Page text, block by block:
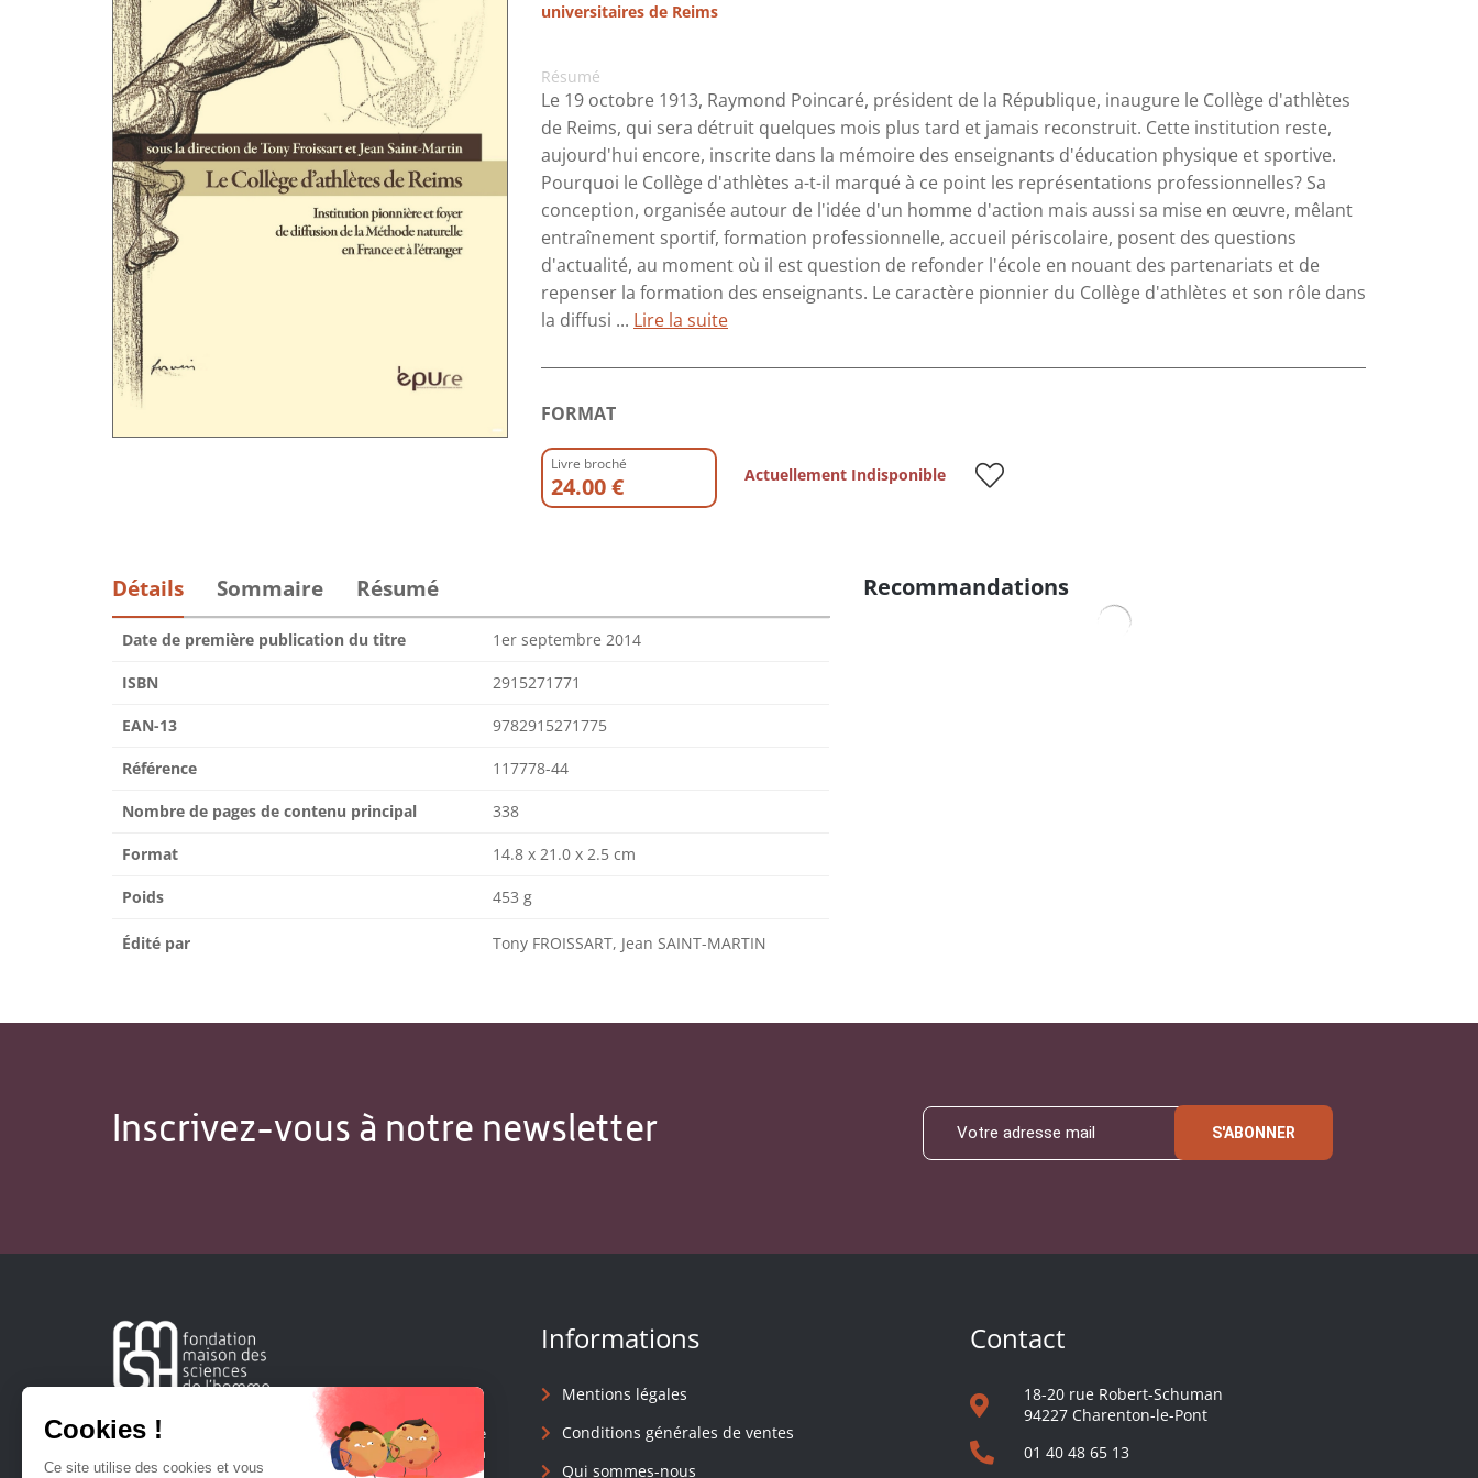
universitaires de Reims
Résumé
Le 19 octobre 1913, Raymond Poincaré, président de la République, inaugure le Collège d'athlètes
de Reims, qui sera détruit quelques mois plus tard et jamais reconstruit. Cette institution reste,
aujourd'hui encore, inscrite dans la mémoire des enseignants d'éducation physique et sportive.
Pourquoi le Collège d'athlètes a-t-il marqué à ce point les représentations professionnelles? Sa
conception, organisée autour de l'idée d'un homme d'action mais aussi sa mise en œuvre, mêlant
entraînement sportif, formation professionnelle, accueil périscolaire, posent des questions
d'actualité, au moment où il est question de refonder l'école en nouant des partenariats et de
repenser la formation des enseignants. Le caractère pionnier du Collège d'athlètes et son rôle dans
la diffusi ... Lire la suite
FORMAT
Livre broché
24.00 € Actuellement Indisponible
Détails Sommaire Résumé
Date de première publication du titre 1er septembre 2014
ISBN 2915271771
EAN-13 9782915271775
Référence 117778-44
Nombre de pages de contenu principal 338
Format 14.8 x 21.0 x 2.5 cm
Poids 453 g
Édité par Tony FROISSART, Jean SAINT-MARTIN
Recommandations
Inscrivez-vous à notre newsletter S'ABONNER
Créée en 1963, la Fondation Maison Sciences de l'Homme
soutient la recherche et la diffusion des connaissances en
sciences humaines et sociales.
Informations
Mentions légales
Conditions générales de ventes
Qui sommes-nous
Contact
18-20 rue Robert-Schuman
94227 Charenton-le-Pont
01 40 48 65 13